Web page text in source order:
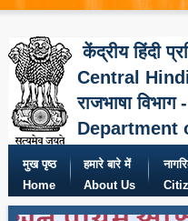
केंद्रीय हिंदी
Central
राजभाषा
Department
मुख पृष्ठ
Home
हमारे बारे में
About Us